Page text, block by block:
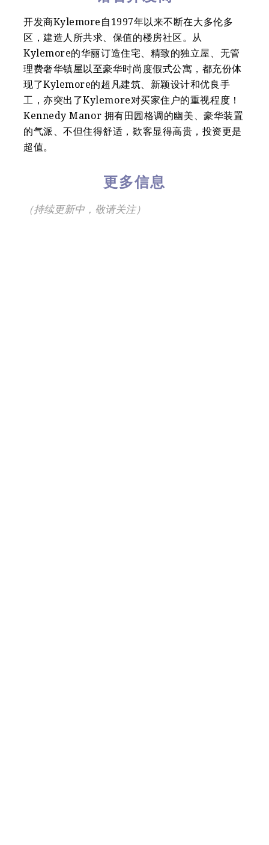
开发商Kylemore自1997年以来不断在大多伦多
区，建造人所共求、保值的楼房社区。从
Kylemore的华丽订造住宅、精致的独立屋、无管
理费奢华镇屋以至豪华时尚度假式公寓，都充份体
现了Kylemore的超凡建筑、新颖设计和优良手
工，亦突出了Kylemore对买家住户的重视程度！
Kennedy Manor 拥有田园格调的幽美、豪华装置
的气派、不但住得舒适，欵客显得高贵，投资更是
超值。
更多信息
（持续更新中，敬请关注）